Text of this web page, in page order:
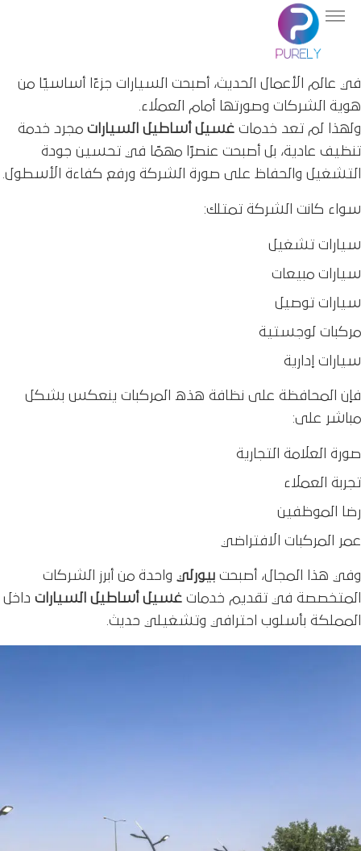
في عالم الأعمال الحديث، أصبحت السيارات جزءًا أساسيًا من
هوية الشركات وصورتها أمام العملاء.
ولهذا لم تعد خدمات غسيل أﺳﺎﻃﻴﻞ اﻟﺴﻴﺎرات مجرد خدمة
تنظيف عادية، بل أصبحت عنصرًا مهمًا في تحسين جودة
التشغيل والحفاظ على صورة الشركة ورفع كفاءة الأسطول.
سواء كانت الشركة تمتلك:
سيارات تشغيل
سيارات مبيعات
سيارات توصيل
مركبات لوجستية
سيارات إدارية
فإن المحافظة على نظافة هذه المركبات ينعكس بشكل
مباشر على:
صورة العلامة التجارية
تجربة العملاء
رضا الموظفين
عمر المركبات الافتراضي
وفي هذا المجال، أصبحت بيورلي
واحدة من أبرز الشركات
المتخصصة في تقديم خدمات غسيل أﺳﺎﻃﻴﻞ اﻟﺴﻴﺎرات داخل
المملكة بأسلوب احترافي وتشغيلي حديث.